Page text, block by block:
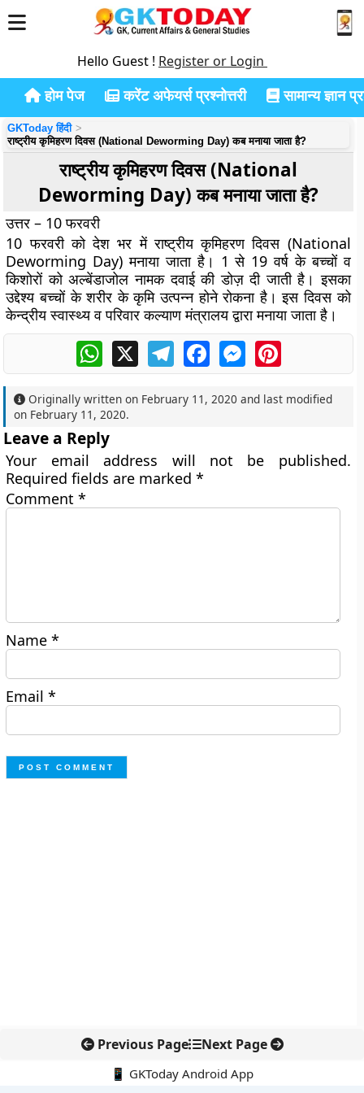
Hello Guest ! Register or Login
होम पेज करेंट अफेयर्स प्रश्नोत्तरी सामान्य ज्ञान
GKToday हिंदी
राष्ट्रीय कृमिहरण दिवस (National Deworming Day) कब मनाया जाता है?
राष्ट्रीय कृमिहरण दिवस (National
Deworming Day) कब मनाया जाता है?
उत्तर – 10 फरवरी
10 फरवरी को देश भर में राष्ट्रीय कृमिहरण दिवस (National
Deworming Day) मनाया जाता है। 1 से 19 वर्ष के बच्चों व
किशोरों को अल्बेंडाजोल नामक दवाई की डोज़ दी जाती है। इसका
उद्देश्य बच्चों के शरीर के कृमि उत्पन्न होने रोकना है। इस दिवस को
केन्द्रीय स्वास्थ्य व परिवार कल्याण मंत्रालय द्वारा मनाया जाता है।
WhatsApp
X TelegramFacebookMessengerPinterest
Originally written on February 11, 2020 and last modified
on February 11, 2020.
Leave a Reply
Your email address will not be published.
Required fields are marked*
Comment*
Name*
Email*
Previous Page Next Page
📱 GKToday Android App